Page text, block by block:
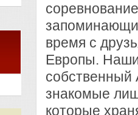
время с
Европы.
собственный
знакомые
которые